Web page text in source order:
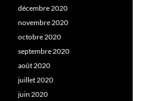
décembre 2020
novembre 2020
octobre 2020
septembre 2020
août 2020
juillet 2020
juin 2020